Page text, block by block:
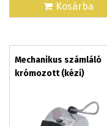
Kosárba
Mechanikus számláló
krómozott (kézi)